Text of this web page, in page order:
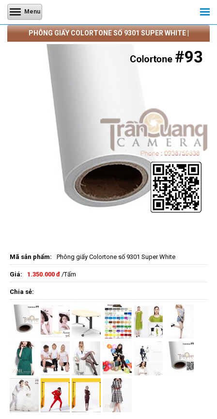
Menu
PHÔNG GIẤY COLORTONE SỐ 9301 SUPER WHITE |
Mã sản phẩm: Phông giấy Colortone số 9301 Super White
Giá: 1.350.000 đ /Tấm
Chia sẻ: